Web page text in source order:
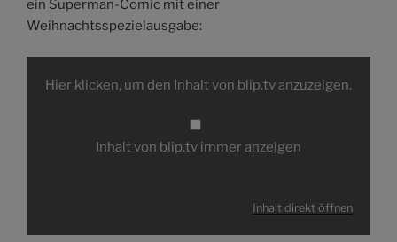
ein Superman-Comic mit einer
Weihnachtsspezielausgabe:
Inhalt
blip.tv
Hier klicken, um den Inhalt von blip.tv anzuzeigen.
Inhalt von blip.tv immer anzeigen
Inhalt direkt öffnen